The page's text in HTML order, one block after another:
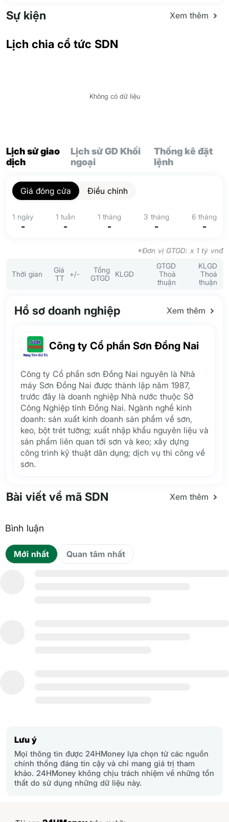
Sự kiện Xem thêm
Lịch chia cổ tức SDN
Không có dữ liệu
Lịch sử giao
dịch
Lịch sử GD Khối
ngoại
Thống kê đặt
lệnh
Giá đóng cửa Điều chỉnh
1 ngày
-
1 tuần
-
1 tháng
-
3 tháng
-
6 tháng
-
*Đơn vị GTGD: x 1 tỷ vnđ
Thời gian
Giá
TT
+/-
Tổng
GTGD
KLGD
GTGD
Thoả
thuận
KLGD
Thoả
thuận
Hồ sơ doanh nghiệp Xem thêm
Công ty Cổ phần Sơn Đồng Nai
Công ty Cổ phần sơn Đồng Nai nguyên là Nhà
máy Sơn Đồng Nai được thành lập năm 1987,
trước đây là doanh nghiệp Nhà nước thuộc Sở
Công Nghiệp tỉnh Đồng Nai. Ngành nghề kinh
doanh: sản xuất kinh doanh sản phẩm về sơn,
keo, bột trét tường; xuất nhập khẩu nguyên liệu và
sản phẩm liên quan tới sơn và keo; xây dựng
công trình kỹ thuật dân dụng; dịch vụ thi công về
sơn.
Bài viết về mã SDN Xem thêm
Bình luận
Quan tâm nhất
Mới nhất
Lưu ý
Mọi thông tin được 24HMoney lựa chọn từ các nguồn
chính thống đáng tin cậy và chỉ mang giá trị tham
khảo. 24HMoney không chịu trách nhiệm về những tổn
thất do sử dụng những dữ liệu này.